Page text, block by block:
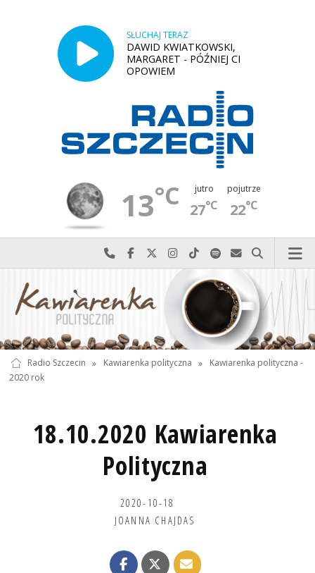
SŁUCHAJ TERAZ
DAWID KWIATKOWSKI,
MARGARET - PÓŹNIEJ CI
OPOWIEM
13°C jutro
27°C
pojutrze
22°C
Najlepiej po prostu do nas zadzwoń
Odwiedź nas na Facebook-u
Odwiedź nas na X
Odwiedź nas na Instagram-ie
Odwiedź nas na TikTok-u
Szukaj nas na Spotify
Wyślij do nas
Szukaj
Radio Szczecin » Kawiarenka polityczna »
Kawiarenka polityczna -
2020 rok
18.10.2020 Kawiarenka
Polityczna
2020-10-18
JOANNA CHAJDAS